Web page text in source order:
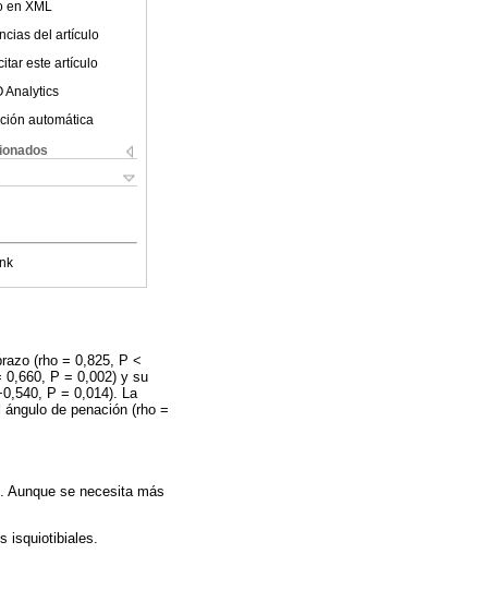
en XML
del artículo
este artículo
Analytics
automática
(rho = 0,825, P <
0,660, P = 0,002) y su
P = 0,014). La
de penación (rho =
Aunque se necesita más
isquiotibiales.